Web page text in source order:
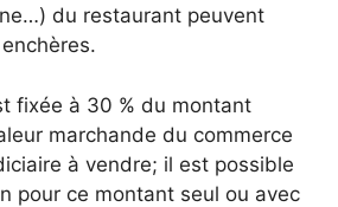
du restaurant peuvent
fixée à 30 % du montant
marchande du commerce
à vendre; il est possible
pour ce montant seul ou avec